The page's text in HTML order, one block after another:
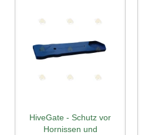
HiveGate - Schutz vor
Hornissen und